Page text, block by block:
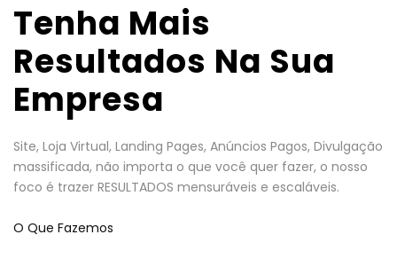
Tenha Mais
Resultados Na Sua
Empresa
Site, Loja Virtual, Landing Pages, Anúncios Pagos, Divulgação
massificada, não importa o que você quer fazer, o nosso
foco é trazer RESULTADOS mensuráveis e escaláveis.
O Que Fazemos